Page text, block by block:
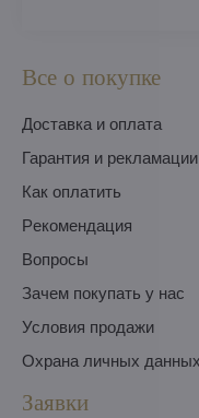
Все о покупке
Доставка и оплата
Гарантия и рекламации
Как оплатить
Pекомендация
Вопросы
Зачем покупать у нас
Условия продажи
Охрана личных данных
Заявки